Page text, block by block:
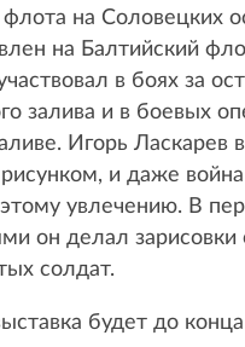
на Соловецких
на Балтийский
в боях за
залива и в боевых
Игорь Ласкарев
и даже
увлечению. В
он делал зарисовки
солдат.
будет до конца